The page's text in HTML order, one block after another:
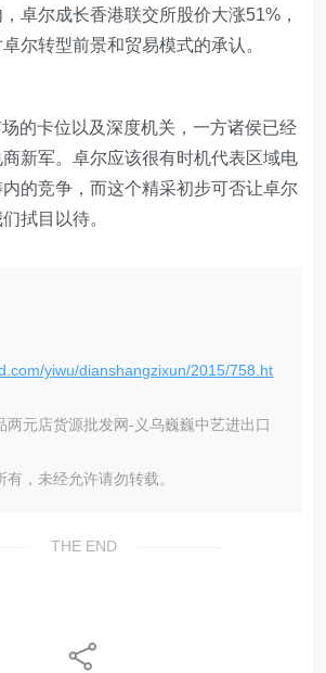
卓尔成长香港联交所股价大涨51%，
尔转型前景和贸易模式的承认。
的卡位以及深度机关，一方诸侯已经
新军。卓尔应该很有时机代表区域电
的竞争，而这个精采初步可否让卓尔
拭目以待。
yiwu/dianshangzixun/2015/758.ht
两元店货源批发网-义乌巍巍中艺进出口
，未经允许请勿转载。
THE END